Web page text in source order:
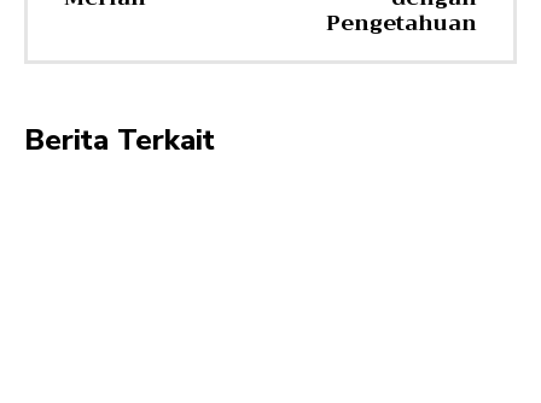
Pengetahuan
Berita Terkait